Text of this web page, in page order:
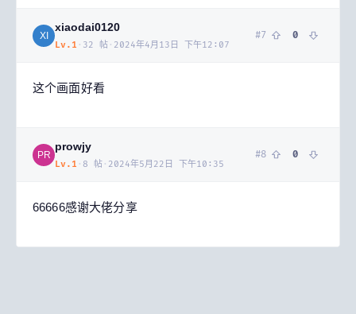
XI
xiaodai0120
Lv. 1 · 32 帖 · 2024年4月13日 下午12:07
#7 0
这个画面好看
PR
prowjy
Lv. 1 · 8 帖 · 2024年5月22日 下午10:35
#8 0
66666感谢大佬分享